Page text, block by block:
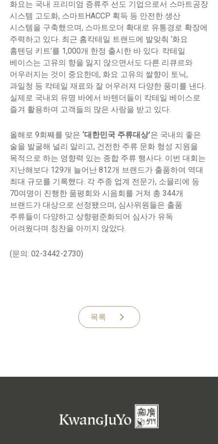
화요는 국내 프리미엄 증류주 선도 기업으로서 스마트공장
시스템 고도화, 스마트HACCP 획득 등 안전한 생산
시스템을 구축했으며, 스마트오더 확대로 유통경로 확장에
주력하고 있다. 최근 홈칵테일 트랜드에 발맞춰 ‘화요
홈텐딩 키트’를 1,000개 한정 출시한 바 있다. 칵테일
베이스는 고유의 향을 잃지 않으면서도 다른 리큐르와
어우러지는 것이 중요한데, 화요 고유의 쌀향이 토닉,
과일청 등 칵테일 재료와 잘 어우러져 다양한 풍미를 낸다.
실제로 국내외 유명 바에서 바텐더들이 칵테일 베이스로
즐겨 활용하며 고객들의 많은 사랑을 받고 있다.
올해로 9회째를 맞은 ‘대한민국 주류대상’은 국내의 좋은
술을 발굴해 널리 알리고, 건전한 주류 문화 형성 지원을
목적으로 하는 영향력 있는 종합 주류 행사다. 이번 대회는
지난해보다 129개 늘어난 812개 브랜드가 출품하여 역대
최대 규모를 기록했다. 각 주종 업계 전문가, 소믈리에 등
70여명이 진행한 품평회와 시음회를 거쳐 총 344개
브랜드가 대상으로 선정됐으며, 심사위원들은 출품
주류들이 다양하고 상향평준화되어 심사가 유독
어려웠다며 칭찬을 아끼지 않았다.
(문의: 02-3442-2730)
목록